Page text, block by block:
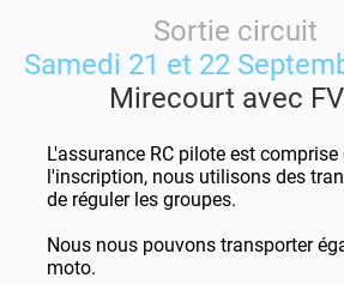
Sortie circuit
Samedi 21 et 22
Mirecourt avec
L'assurance RC pilote est
l'inscription, nous utilisons des
de réguler les groupes.
Nous nous pouvons transporter
moto.